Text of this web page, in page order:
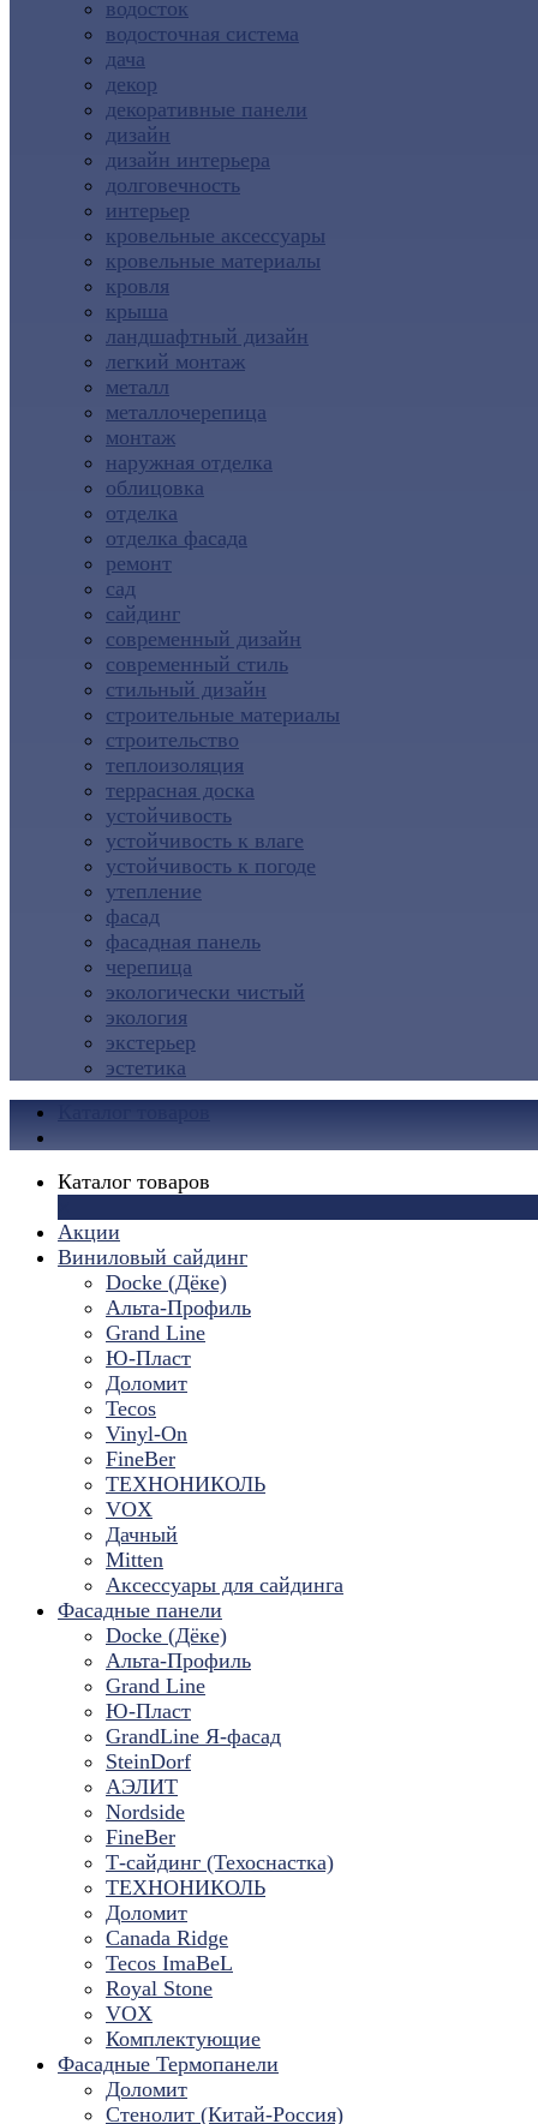
водосток
водосточная система
дача
декор
декоративные панели
дизайн
дизайн интерьера
долговечность
интерьер
кровельные аксессуары
кровельные материалы
кровля
крыша
ландшафтный дизайн
легкий монтаж
металл
металлочерепица
монтаж
наружная отделка
облицовка
отделка
отделка фасада
ремонт
сад
сайдинг
современный дизайн
современный стиль
стильный дизайн
строительные материалы
строительство
теплоизоляция
террасная доска
устойчивость
устойчивость к влаге
устойчивость к погоде
утепление
фасад
фасадная панель
черепица
экологически чистый
экология
экстерьер
эстетика
Каталог товаров
Акции
Виниловый сайдинг
Docke (Дёке)
Альта-Профиль
Grand Line
Ю-Пласт
Доломит
Tecos
Vinyl-On
FineBer
ТЕХНОНИКОЛЬ
VOX
Дачный
Mitten
Аксессуары для сайдинга
Фасадные панели
Docke (Дёке)
Альта-Профиль
Grand Line
Ю-Пласт
GrandLine Я-фасад
SteinDorf
АЭЛИТ
Nordside
FineBer
Т-сайдинг (Техоснастка)
ТЕХНОНИКОЛЬ
Доломит
Canada Ridge
Tecos ImaBeL
Royal Stone
VOX
Комплектующие
Фасадные Термопанели
Доломит
Стенолит (Китай-Россия)